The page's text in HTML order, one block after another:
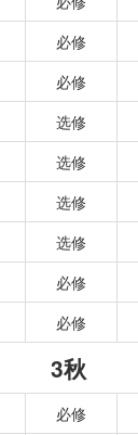
必修
必修
选修
选修
选修
选修
必修
必修
3秋
必修